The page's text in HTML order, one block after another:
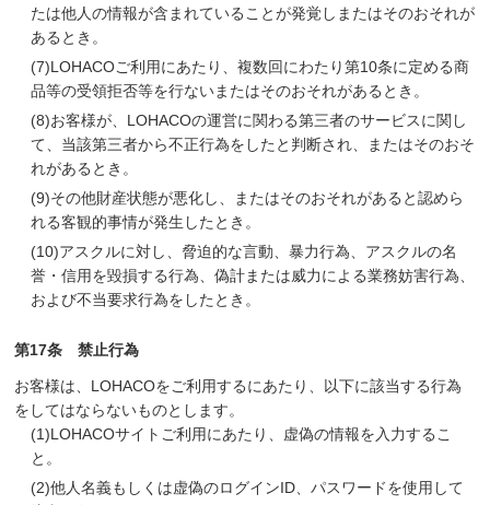
たは他人の情報が含まれていることが発覚しまたはそのおそれが
あるとき。
(7)LOHACOご利用にあたり、複数回にわたり第10条に定める商
品等の受領拒否等を行ないまたはそのおそれがあるとき。
(8)お客様が、LOHACOの運営に関わる第三者のサービスに関し
て、当該第三者から不正行為をしたと判断され、またはそのおそ
れがあるとき。
(9)その他財産状態が悪化し、またはそのおそれがあると認めら
れる客観的事情が発生したとき。
(10)アスクルに対し、脅迫的な言動、暴力行為、アスクルの名
誉・信用を毀損する行為、偽計または威力による業務妨害行為、
および不当要求行為をしたとき。
第17条 禁止行為
お客様は、LOHACOをご利用するにあたり、以下に該当する行為
をしてはならないものとします。
(1)LOHACOサイトご利用にあたり、虚偽の情報を入力するこ
と。
(2)他人名義もしくは虚偽のログインID、パスワードを使用して